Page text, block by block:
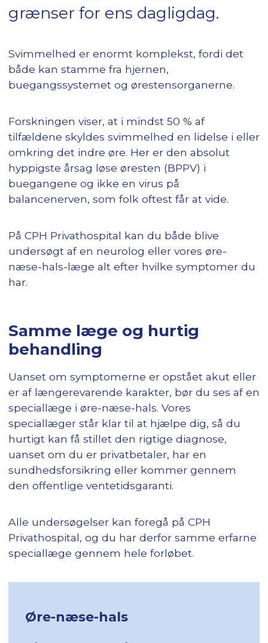
Øre-næse-hals
grænser for ens dagligdag.
Svimmelhed er enormt komplekst, fordi det
både kan stamme fra hjernen,
buegangssystemet og ørestensorganerne.
Forskningen viser, at i mindst 50 % af
tilfældene skyldes svimmelhed en lidelse i eller
omkring det indre øre. Her er den absolut
hyppigste årsag løse øresten (BPPV) i
buegangene og ikke en virus på
balancenerven, som folk oftest får at vide.
På CPH Privathospital kan du både blive
undersøgt af en neurolog eller vores øre-
næse-hals-læge alt efter hvilke symptomer du
har.
Samme læge og hurtig
behandling
Uanset om symptomerne er opstået akut eller
er af længerevarende karakter, bør du ses af en
speciallæge i øre-næse-hals. Vores
speciallæger står klar til at hjælpe dig, så du
hurtigt kan få stillet den rigtige diagnose,
uanset om du er privatbetaler, har en
sundhedsforsikring eller kommer gennem
den offentlige ventetidsgaranti.
Alle undersøgelser kan foregå på CPH
Privathospital, og du har derfor samme erfarne
speciallæge gennem hele forløbet.